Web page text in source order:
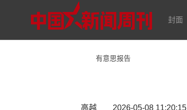
封面
有意思报告
高越 2026-05-08 11:20:15